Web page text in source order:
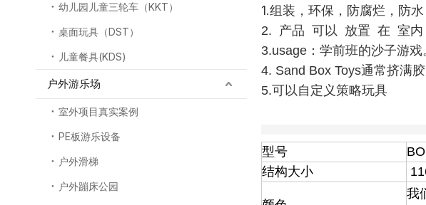
幼儿园儿童三轮车（KKT）
桌面玩具（DST）
儿童餐具(KDS)
户外游乐场
室外项目真实案例
PE板游乐设备
户外滑梯
户外蹦床公园
1.组装，环保，防腐烂，防水
2. 产品 可以 放置 在 室内
3.usage：学前班的沙子游
4. Sand Box Toys通常挤满
5.可以自定义策略玩具
型号
结构大小
我